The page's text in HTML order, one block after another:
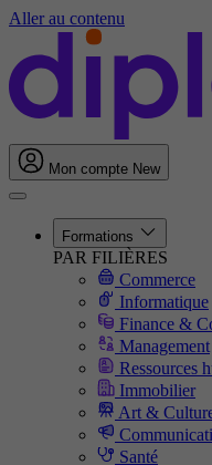
Aller au contenu
Mon compte New
Formations
PAR FILIÈRES
Commerce
Informatique
Finance &
Management
Ressources
Immobilier
Art &
Santé